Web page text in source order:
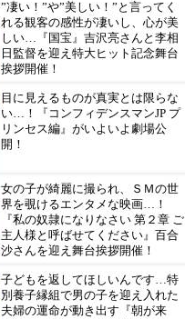
”凄い！”や”美しい！”と言ってく
れる観客の感性が凄いし、心が美
しい…『国宝』吉沢亮さんと李相
日監督を迎え特大ヒット記念舞台
挨拶開催！
目に見えるものが真実とは限らな
い…！『コンフィデンスマンJP プ
リンセス編』がいよいよ劇場公
開！
女の子が綺麗に撮られ、ＳＭの世
界を覗けるエンタメな映画…！
『私の奴隷になりなさい 第２章 ご
主人様と呼ばせてください』百合
沙さんを迎え舞台挨拶開催！
子どもを返してほしいんです…特
別養子縁組で男の子を迎え入れた
夫婦の運命が動き出す『朝が来